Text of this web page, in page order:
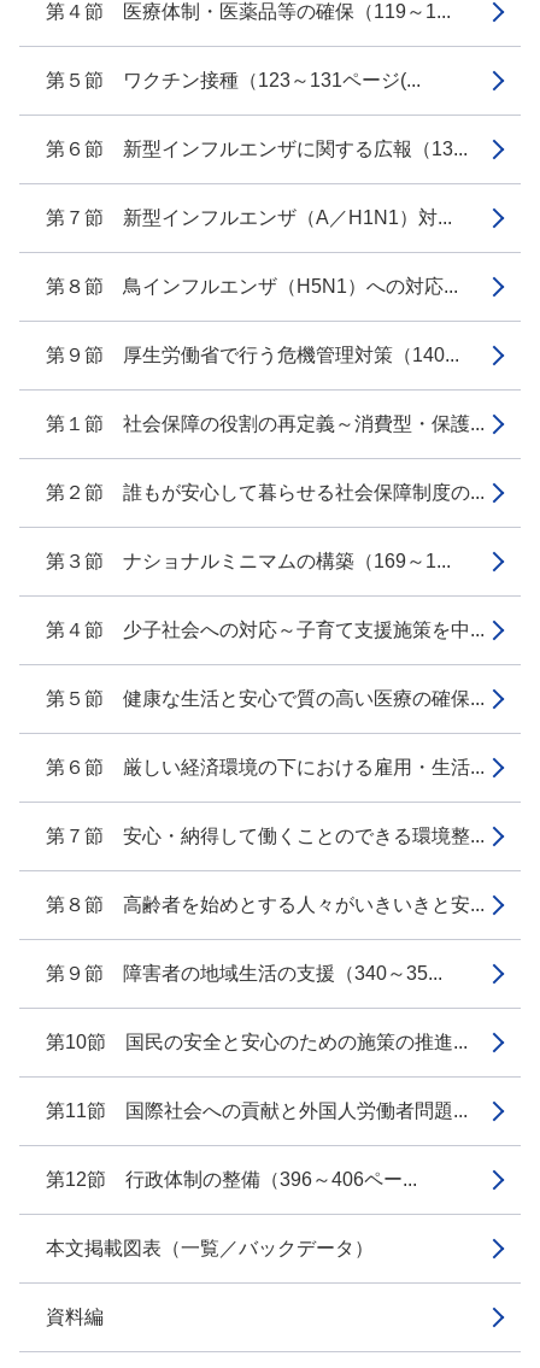
第４節 医療体制・医薬品等の確保（119～1...
第５節 ワクチン接種（123～131ページ(...
第６節 新型インフルエンザに関する広報（13...
第７節 新型インフルエンザ（A／H1N1）対...
第８節 鳥インフルエンザ（H5N1）への対応...
第９節 厚生労働省で行う危機管理対策（140...
第１節 社会保障の役割の再定義～消費型・保護...
第２節 誰もが安心して暮らせる社会保障制度の...
第３節 ナショナルミニマムの構築（169～1...
第４節 少子社会への対応～子育て支援施策を中...
第５節 健康な生活と安心で質の高い医療の確保...
第６節 厳しい経済環境の下における雇用・生活...
第７節 安心・納得して働くことのできる環境整...
第８節 高齢者を始めとする人々がいきいきと安...
第９節 障害者の地域生活の支援（340～35...
第10節 国民の安全と安心のための施策の推進...
第11節 国際社会への貢献と外国人労働者問題...
第12節 行政体制の整備（396～406ペー...
本文掲載図表（一覧／バックデータ）
資料編